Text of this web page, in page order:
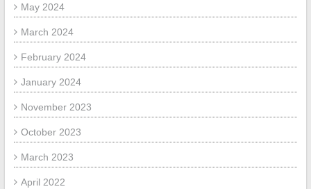
May 2024
March 2024
February 2024
January 2024
November 2023
October 2023
March 2023
April 2022